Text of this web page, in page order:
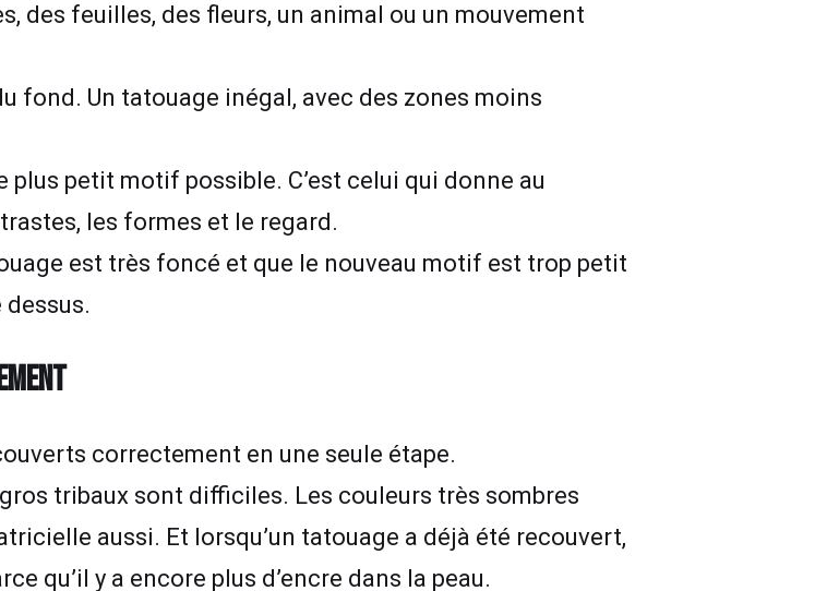
des feuilles, des fleurs, un animal ou un mouvement
fond. Un tatouage inégal, avec des zones moins
plus petit motif possible. C’est celui qui donne au
les formes et le regard.
est très foncé et que le nouveau motif est trop petit
correctement en une seule étape.
tribaux sont difficiles. Les couleurs très sombres
aussi. Et lorsqu’un tatouage a déjà été recouvert,
qu’il y a encore plus d’encre dans la peau.